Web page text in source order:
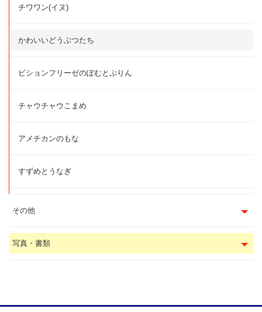
チワワン(イヌ)
かわいいどうぶつたち
ビションフリーゼのぽむとぷりん
チャウチャウこまめ
アメチカンのもな
すずめとうなぎ
その他
写真・書類